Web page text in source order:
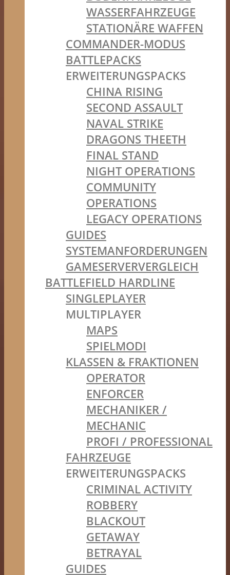
WASSERFAHRZEUGE
STATIONÄRE WAFFEN
COMMANDER-MODUS
BATTLEPACKS
ERWEITERUNGSPACKS
CHINA RISING
SECOND ASSAULT
NAVAL STRIKE
DRAGONS THEETH
FINAL STAND
NIGHT OPERATIONS
COMMUNITY
OPERATIONS
LEGACY OPERATIONS
GUIDES
SYSTEMANFORDERUNGEN
GAMESERVERVERGLEICH
BATTLEFIELD HARDLINE
SINGLEPLAYER
MULTIPLAYER
MAPS
SPIELMODI
KLASSEN & FRAKTIONEN
OPERATOR
ENFORCER
MECHANIKER /
MECHANIC
PROFI / PROFESSIONAL
FAHRZEUGE
ERWEITERUNGSPACKS
CRIMINAL ACTIVITY
ROBBERY
BLACKOUT
GETAWAY
BETRAYAL
GUIDES